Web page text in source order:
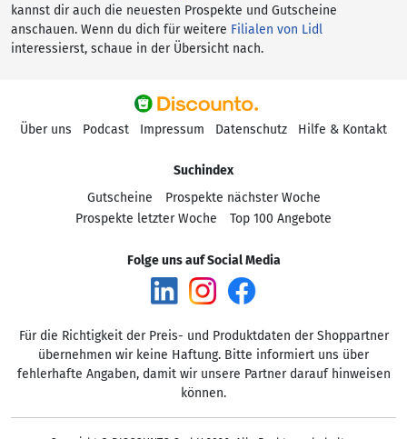
kannst dir auch die neuesten Prospekte und Gutscheine
anschauen. Wenn du dich für weitere Filialen von Lidl
interessierst, schaue in der Übersicht nach.
Über uns Podcast Impressum Datenschutz Hilfe & Kontakt
Suchindex
Gutscheine
Prospekte nächster Woche
Prospekte letzter Woche
Top 100 Angebote
Folge uns auf Social Media
Für die Richtigkeit der Preis- und Produktdaten der Shoppartner
übernehmen wir keine Haftung. Bitte informiert uns über
fehlerhafte Angaben, damit wir unsere Partner darauf hinweisen
können.